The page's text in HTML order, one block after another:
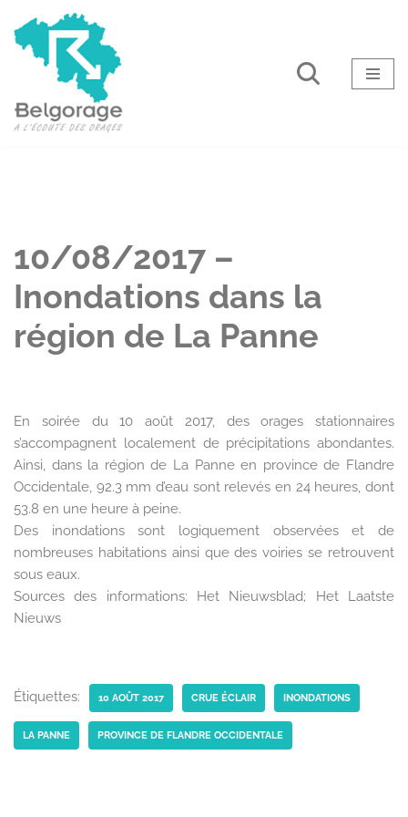
Aller
10/08/2017 –
Inondations dans la
région de La Panne
En soirée du 10 août 2017, des orages stationnaires
s’accompagnent localement de précipitations abondantes.
Ainsi, dans la région de La Panne en province de Flandre
Occidentale, 92.3 mm d’eau sont relevés en 24 heures, dont
53.8 en une heure à peine.
Des inondations sont logiquement observées et de
nombreuses habitations ainsi que des voiries se retrouvent
sous eaux.
Sources des informations: Het Nieuwsblad; Het Laatste
Nieuws
Étiquettes: 10 AOÛT 2017 CRUE ÉCLAIR INONDATIONS
LA PANNE PROVINCE DE FLANDRE OCCIDENTALE